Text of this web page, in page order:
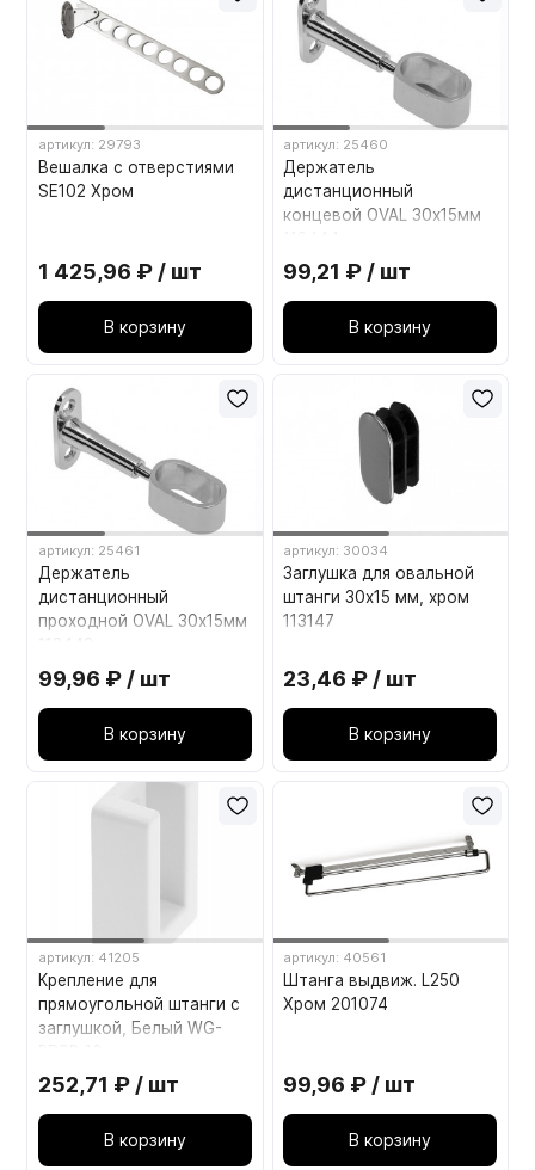
артикул: 29793
Вешалка с отверстиями
SE102 Хром
1 425,96 ₽ / шт
В корзину
артикул: 25460
Держатель
дистанционный
концевой OVAL 30х15мм
99,21 ₽ / шт
В корзину
артикул: 25461
Держатель
дистанционный
проходной OVAL 30х15мм
99,96 ₽ / шт
В корзину
артикул: 30034
Заглушка для овальной
штанги 30х15 мм, хром
113147
23,46 ₽ / шт
В корзину
артикул: 41205
Крепление для
прямоугольной штанги с
заглушкой, Белый WG-
252,71 ₽ / шт
В корзину
артикул: 40561
Штанга выдвиж. L250
Хром 201074
99,96 ₽ / шт
В корзину